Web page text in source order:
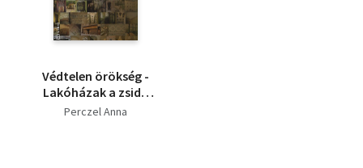
Védtelen örökség -
Lakóházak a zsidó
negyedben (angol-
Perczel Anna